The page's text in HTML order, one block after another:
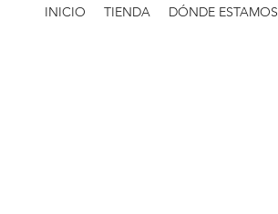
INICIO TIENDA DÓNDE ESTAMOS